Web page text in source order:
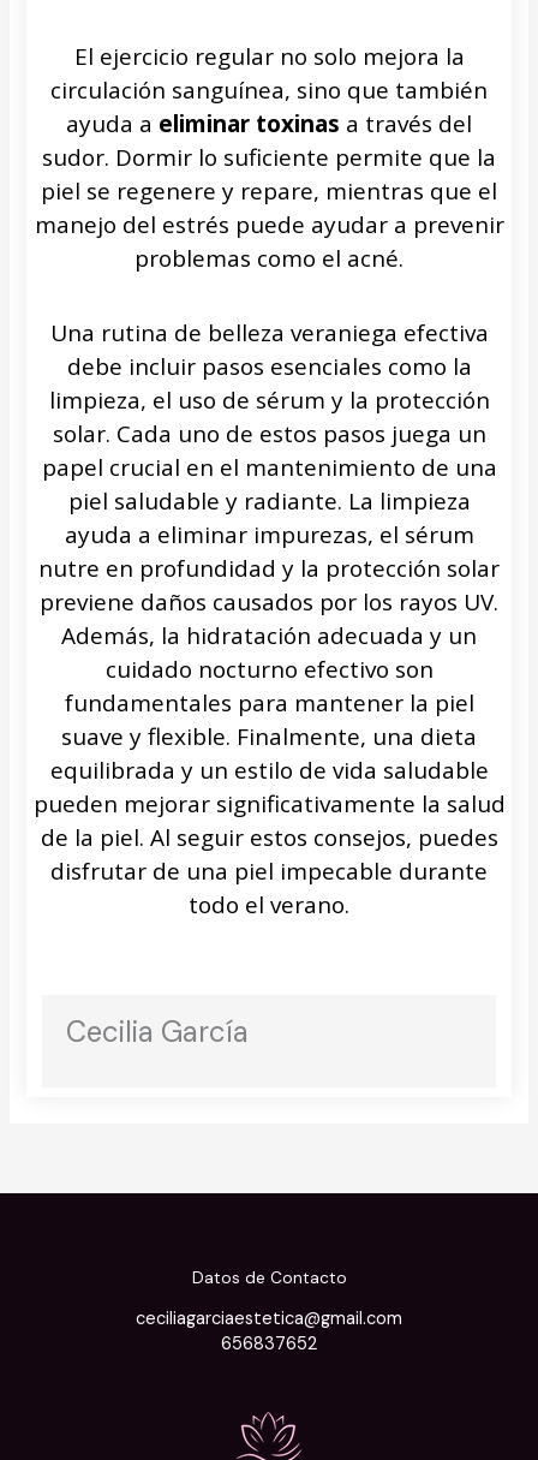
El ejercicio regular no solo mejora la
circulación sanguínea, sino que también
ayuda a eliminar toxinas a través del
sudor. Dormir lo suficiente permite que la
piel se regenere y repare, mientras que el
manejo del estrés puede ayudar a prevenir
problemas como el acné.
Una rutina de belleza veraniega efectiva
debe incluir pasos esenciales como la
limpieza, el uso de sérum y la protección
solar. Cada uno de estos pasos juega un
papel crucial en el mantenimiento de una
piel saludable y radiante. La limpieza
ayuda a eliminar impurezas, el sérum
nutre en profundidad y la protección solar
previene daños causados por los rayos UV.
Además, la hidratación adecuada y un
cuidado nocturno efectivo son
fundamentales para mantener la piel
suave y flexible. Finalmente, una dieta
equilibrada y un estilo de vida saludable
pueden mejorar significativamente la salud
de la piel. Al seguir estos consejos, puedes
disfrutar de una piel impecable durante
todo el verano.
Cecilia García
Datos de Contacto
ceciliagarciaestetica@gmail.com
656837652